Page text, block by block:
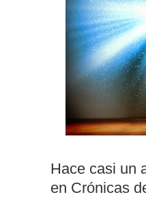
Hace casi un
en Crónicas